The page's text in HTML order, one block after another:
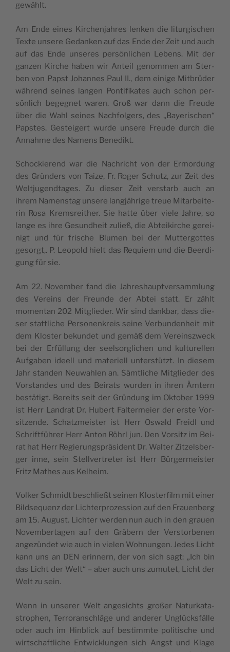
gewählt.
Am Ende eines Kir­chen­jah­res len­ken die lit­ur­gi­schen
Tex­te unse­re Gedan­ken auf das Ende der Zeit und auch
auf das Ende unse­res per­sön­li­chen Lebens. Mit der
gan­zen Kir­che haben wir Anteil genom­men am Ster­
ben von Papst Johan­nes Paul II., dem eini­ge Mit­brü­der
wäh­rend sei­nes lan­gen Pon­ti­fi­ka­tes auch schon per­
sön­lich begeg­net waren. Groß war dann die Freu­de
über die Wahl sei­nes Nach­fol­gers, des „Baye­ri­schen“
Paps­tes. Gestei­gert wur­de unse­re Freu­de durch die
Annah­me des Namens Benedikt.
Scho­ckie­rend war die Nach­richt von der Ermor­dung
des Grün­ders von Tai­ze, Fr. Roger Schutz, zur Zeit des
Welt­ju­gend­ta­ges. Zu die­ser Zeit ver­starb auch an
ihrem Namens­tag unse­re lang­jäh­ri­ge treue Mit­ar­bei­te­
rin Rosa Krems­reit­her. Sie hat­te über vie­le Jah­re, so
lan­ge es ihre Gesund­heit zuließ, die Abtei­kir­che gerei­
nigt und für fri­sche Blu­men bei der Mut­ter­got­tes
gesorgt,. P. Leo­pold hielt das Requi­em und die Beer­di­
gung für sie.
Am 22. Novem­ber fand die Jah­res­haupt­ver­samm­lung
des Ver­eins der Freun­de der Abtei statt. Er zählt
momen­tan 202 Mit­glie­der. Wir sind dank­bar, dass die­
ser statt­li­che Per­so­nen­kreis sei­ne Ver­bun­den­heit mit
dem Klos­ter bekun­det und gemäß dem Ver­eins­zweck
bei der Erfül­lung der seel­sorg­li­chen und kul­tu­rel­len
Auf­ga­ben ideell und mate­ri­ell unter­stützt. In die­sem
Jahr stan­den Neu­wah­len an. Sämt­li­che Mit­glie­der des
Vor­stan­des und des Bei­rats wur­den in ihren Ämtern
bestä­tigt. Bereits seit der Grün­dung im Okto­ber 1999
ist Herr Land­rat Dr. Hubert Fal­ter­mei­er der ers­te Vor­
sit­zen­de. Schatz­meis­ter ist Herr Oswald Freidl und
Schrift­füh­rer Herr Anton Röhrl jun. Den Vor­sitz im Bei­
rat hat Herr Regie­rungs­prä­si­dent Dr. Wal­ter Zit­zels­ber­
ger inne, sein Stell­ver­tre­ter ist Herr Bür­ger­meis­ter
Fritz Mathes aus Kelheim.
Vol­ker Schmidt beschließt sei­nen Klos­ter­film mit einer
Bild­se­quenz der Lich­ter­pro­zes­si­on auf den Frau­en­berg
am 15. August. Lich­ter wer­den nun auch in den grau­en
Novem­ber­ta­gen auf den Grä­bern der Ver­stor­be­nen
ange­zün­det wie auch in vie­len Woh­nun­gen. Jedes Licht
kann uns an DEN erin­nern, der von sich sagt: „Ich bin
das Licht der Welt“ – aber auch uns zumu­tet, Licht der
Welt zu sein.
Wenn in unse­rer Welt ange­sichts gro­ßer Natur­ka­ta­
stro­phen, Ter­ror­an­schlä­ge und ande­rer Unglücks­fäl­le
oder auch im Hin­blick auf bestimm­te poli­ti­sche und
wirt­schaft­li­che Ent­wick­lun­gen sich Angst und Kla­ge